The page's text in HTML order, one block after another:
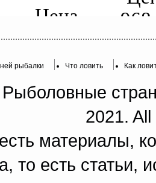
рыбалки Что ловить Как
2021.
материалы,
то есть